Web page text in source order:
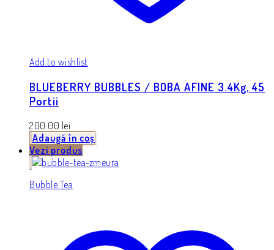
Add to wishlist
BLUEBERRY BUBBLES / BOBA AFINE 3.4Kg, 45
Portii
200.00 lei
Adaugă în coș
Vezi produs
Bubble Tea